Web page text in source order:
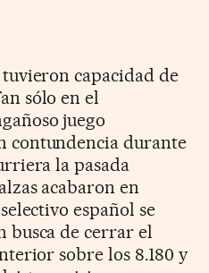
capacidad de
sólo en el
juego
contundencia durante
la pasada
acabaron en
español se
busca de cerrar el
sobre los 8.180 y